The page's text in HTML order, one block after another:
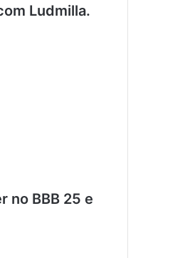
Ludmilla.
no BBB 25 e